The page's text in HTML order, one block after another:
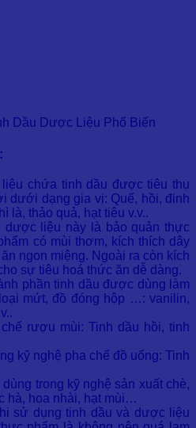
Dầu Dược Liệu Phổ Biến
chứa tinh dầu được tiêu thụ
dưới dạng gia vị: Quế, hồi, đinh
là, thảo quả, hạt tiêu v.v..
dược liệu này là bảo quản thực
có mùi thơm, kích thích dây
ngon miệng. Ngoài ra còn kích
sự tiêu hoá thức ăn dễ dàng.
phần tinh dầu được dùng làm
mứt, đồ đóng hộp …: vanilin,
rượu mùi: Tinh dầu hồi, tinh
kỹ nghệ pha chế đồ uống: Tinh
trong kỹ nghệ sản xuất chè,
hà, hoa nhài, hạt mùi…
sử dụng tinh dầu và dược liệu